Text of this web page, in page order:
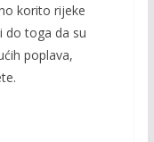
korito rijeke
do toga da su
poplava,